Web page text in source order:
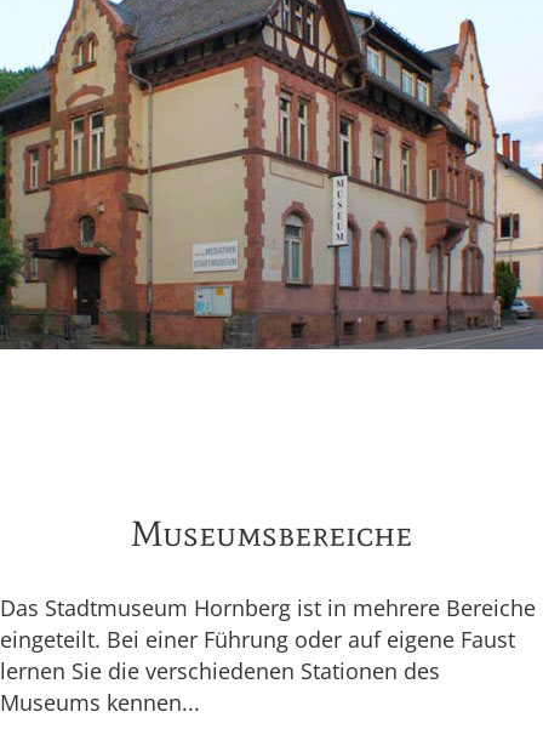
Museumsbereiche
Das Stadtmuseum Hornberg ist in mehrere Bereiche
eingeteilt. Bei einer Führung oder auf eigene Faust
lernen Sie die verschiedenen Stationen des
Museums kennen...